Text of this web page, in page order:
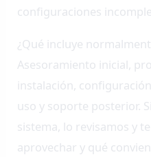
configuraciones
¿Qué incluye
Asesoramiento inicial,
instalación,
uso y soporte posterior.
sistema, lo revisamos y
aprovechar y qué